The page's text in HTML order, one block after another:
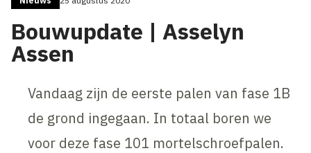
Bouwupdate | Asselyn
Assen
Vandaag zijn de eerste palen van fase 1B
de grond ingegaan. In totaal boren we
voor deze fase 101 mortelschroefpalen.